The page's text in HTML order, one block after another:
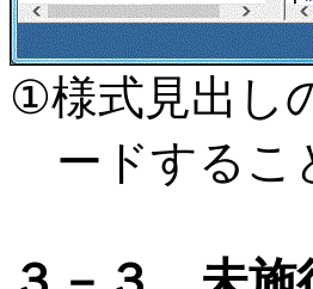
①様式見出し
ードするこ